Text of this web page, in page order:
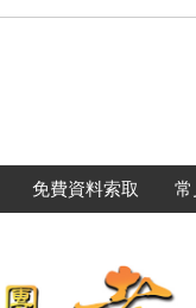
免費資料索取 常